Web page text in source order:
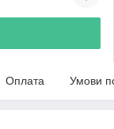
Оплата Умови